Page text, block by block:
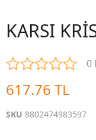
KARSI
0
617.76 TL
SKU 8802474983597